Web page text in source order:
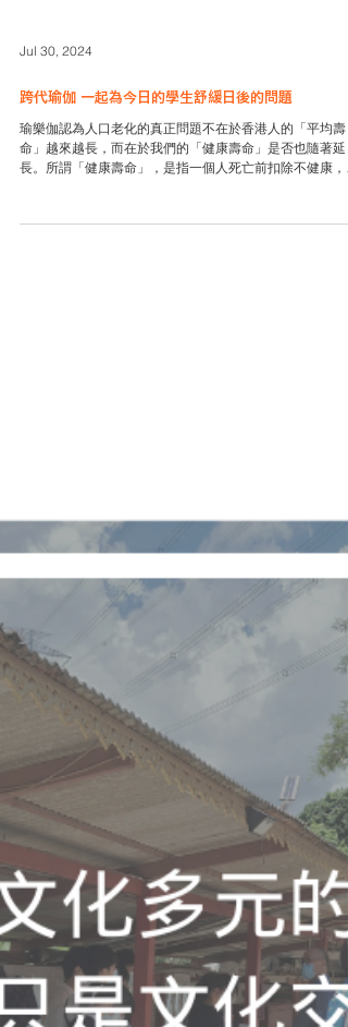
Jul 30, 2024
跨代瑜伽 一起為今日的學生舒緩日後的問題
瑜樂伽認為人口老化的真正問題不在於香港人的「平均壽
要仰賴他人照顧的年數後的實際的壽命。人口老化問題的